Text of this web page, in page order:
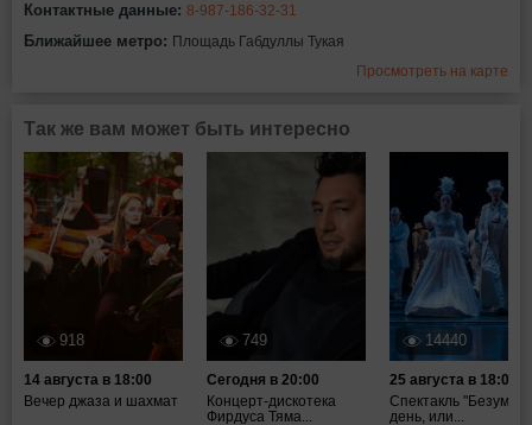
Контактные данные: 8-987-186-32-31
Ближайшее метро: Площадь Габдуллы Тукая
Просмотреть на карте
Так же вам может быть интересно
918
14 августа в 18:00
Вечер джаза и шахмат
749
Сегодня в 20:00
Концерт-дискотека
Фирдуса Тяма...
14440
25 августа в 18:00
Спектакль
день, или...